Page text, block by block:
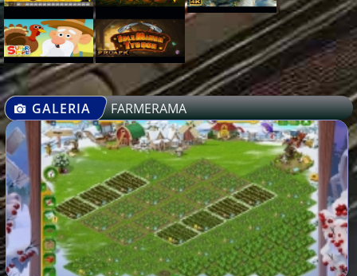
GALERIA FARMERAMA